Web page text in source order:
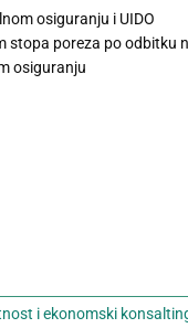
osiguranju i UIDO
stopa poreza po odbitku
osiguranju
i ekonomski